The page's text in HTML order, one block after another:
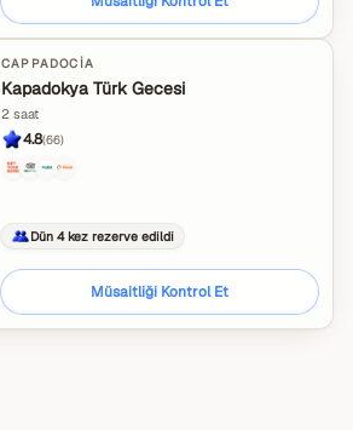
CAPPADOCIA
Kapadokya Türk Gecesi
2 saat
4.8(66)
Dün 4 kez rezerve edildi
Müsaitliği Kontrol Et